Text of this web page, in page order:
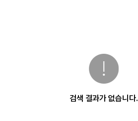
검색 결과가 없습니다.